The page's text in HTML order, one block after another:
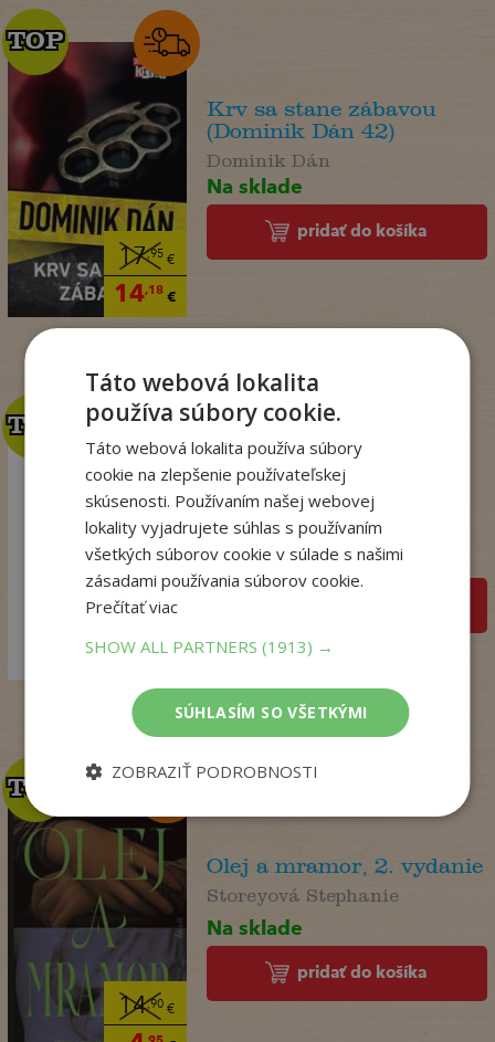
17,95€
14,18€
TOP
TOP
Krv sa stane zábavou
(Dominik Dán 42)
Dominik Dán
Na sklade
pridať do košíka
18 ,99
14,98€
TOP
TOP
Talianske tajomstvo
lásky
Winterová Lea
Na sklade
14,90€
TOP
TOP
Olej a mramor, 2. vydanie
Storeyová Stephanie
Na sklade
pridať do košíka
Táto webová lokalita
používa súbory cookie.
Táto webová lokalita používa súbory
cookie na zlepšenie používateľskej
skúsenosti. Používaním našej webovej
lokality vyjadrujete súhlas s používaním
všetkých súborov cookie v súlade s našimi
zásadami používania súborov cookie.
Prečítať viac
SHOW ALL PARTNERS(1913) →
SÚHLASÍM SO VŠETKÝMI
ZOBRAZIŤ PODROBNOSTI